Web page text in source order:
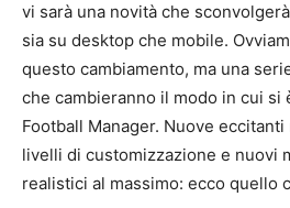
vi sarà una novità che
sia su desktop che mobile.
questo cambiamento, ma una
che cambieranno il modo in cui si
Football Manager. Nuove
livelli di customizzazione e nuovi
realistici al massimo: ecco quello